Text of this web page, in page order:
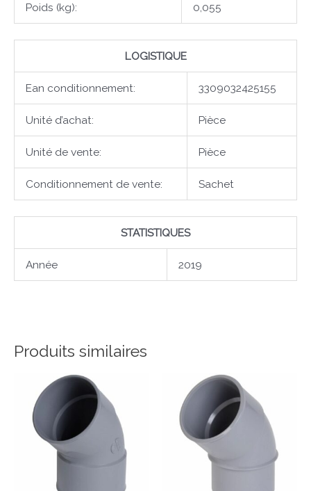
Poids (kg): 0,055
LOGISTIQUE
Ean conditionnement: 3309032425155
Unité d’achat: Pièce
Unité de vente: Pièce
Conditionnement de vente: Sachet
STATISTIQUES
Année 2019
Produits similaires